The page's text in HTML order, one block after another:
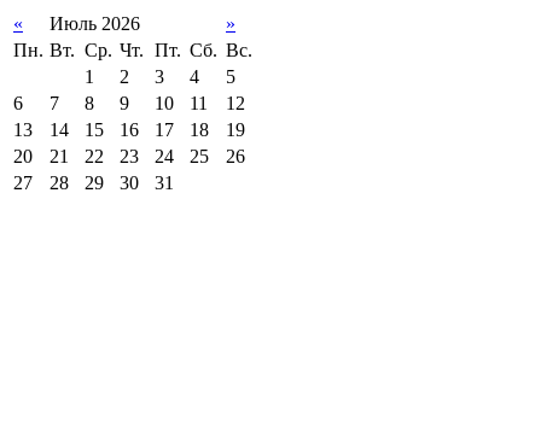
« Июль 2026
»
Пн. Вт. Ср. Чт. Пт. Сб. Вс.
1
2 3 4
5
6
7 8 9 10 11
12
13
14 15 16 17 18
19
20
21 22 23 24 25
26
27
28 29 30 31